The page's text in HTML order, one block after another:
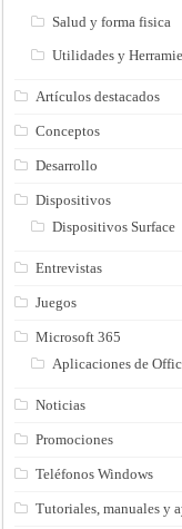
Salud y forma fisica
Utilidades y
Artículos destacados
Conceptos
Desarrollo
Dispositivos
Dispositivos Surface
Entrevistas
Juegos
Microsoft 365
Aplicaciones de
Noticias
Promociones
Teléfonos Windows
Tutoriales, manuales y